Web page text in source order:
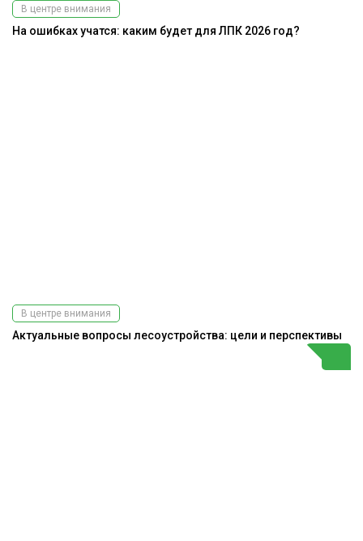
В центре внимания
На ошибках учатся: каким будет для ЛПК 2026 год?
В центре внимания
Актуальные вопросы лесоустройства: цели и перспективы